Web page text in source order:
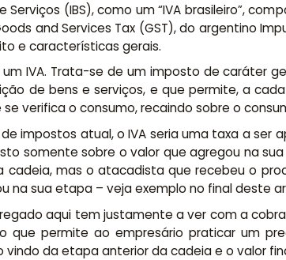
Serviços (IBS), como um “IVA brasileiro”,
and Services Tax (GST), do argentino
e características gerais.
um IVA. Trata-se de um imposto de caráter
de bens e serviços, e que permite, a
se verifica o consumo, recaindo sobre o
impostos atual, o IVA seria uma taxa a
somente sobre o valor que agregou na
cadeia, mas o atacadista que recebeu o
na sua etapa – veja exemplo no final deste
aqui tem justamente a ver com a
que permite ao empresário praticar um
da etapa anterior da cadeia e o valor